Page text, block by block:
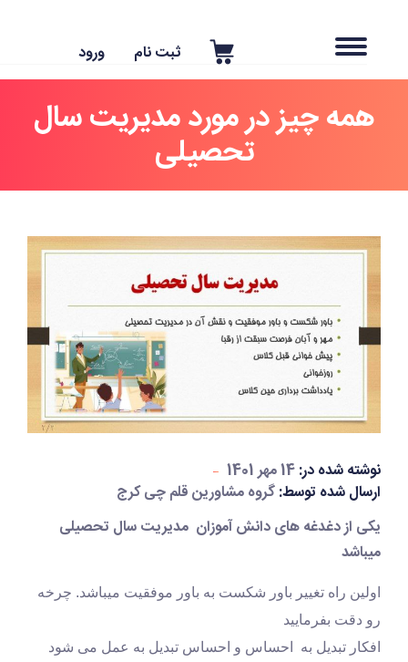
ثبت نام
همه چیز در مورد مدیریت سال
تحصیلی
نوشته شده در:14 مهر 1401
ارسال شده توسط:گروه مشاورین قلم چی کرج
یکی از دغدغه های دانش آموزان مدیریت سال تحصیلی
میباشد
اولین راه تغییر باور شکست به باور موفقیت میباشد. چرخه
رو دقت بفرمایید
افکار تبدیل به احساس و احساس تبدیل به عمل می شود